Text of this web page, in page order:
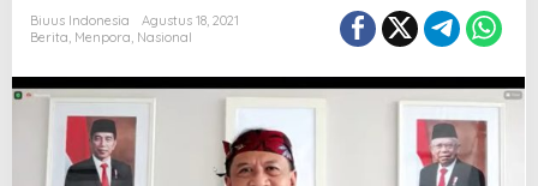
S
e
r
a
h
Biuus Indonesia
Agustus 18, 2021
Berita, Menpora, Nasional